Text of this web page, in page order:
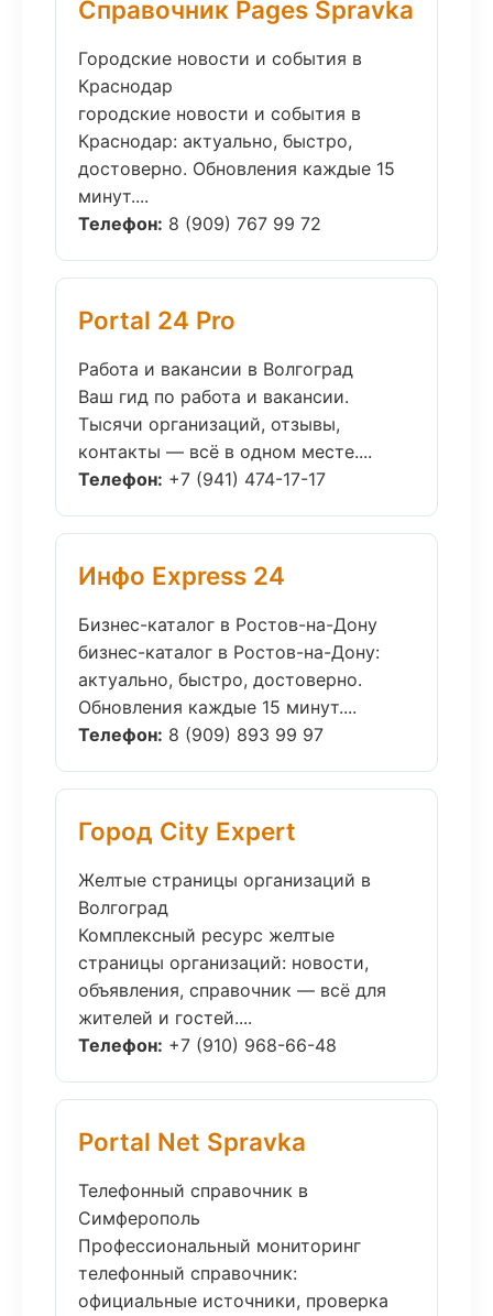
Справочник Pages Spravka
Городские новости и события в
Краснодар
городские новости и события в
Краснодар: актуально, быстро,
достоверно. Обновления каждые 15
минут....
Телефон: 8 (909) 767 99 72
Portal 24 Pro
Работа и вакансии в Волгоград
Ваш гид по работа и вакансии.
Тысячи организаций, отзывы,
контакты — всё в одном месте....
Телефон: +7 (941) 474-17-17
Инфо Express 24
Бизнес-каталог в Ростов-на-Дону
бизнес-каталог в Ростов-на-Дону:
актуально, быстро, достоверно.
Обновления каждые 15 минут....
Телефон: 8 (909) 893 99 97
Город City Expert
Желтые страницы организаций в
Волгоград
Комплексный ресурс желтые
страницы организаций: новости,
объявления, справочник — всё для
жителей и гостей....
Телефон: +7 (910) 968-66-48
Portal Net Spravka
Телефонный справочник в
Симферополь
Профессиональный мониторинг
телефонный справочник:
официальные источники, проверка